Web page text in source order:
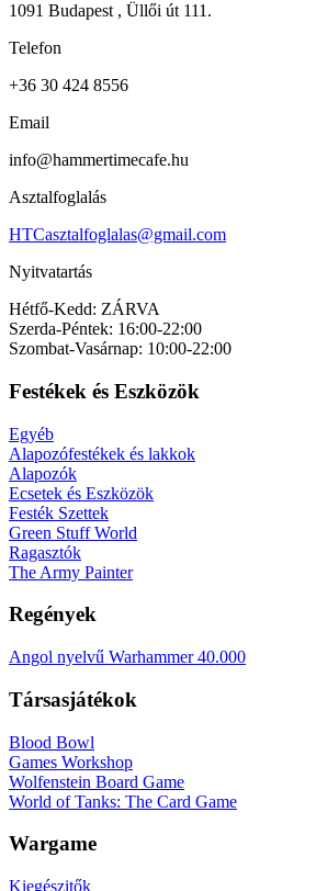
1091 Budapest , Üllői út 111.
Telefon
+36 30 424 8556
Email
info@hammertimecafe.hu
Asztalfoglalás
HTCasztalfoglalas@gmail.com
Nyitvatartás
Hétfő-Kedd: ZÁRVA
Szerda-Péntek: 16:00-22:00
Szombat-Vasárnap: 10:00-22:00
Festékek és Eszközök
Egyéb
Alapozófestékek és lakkok
Alapozók
Ecsetek és Eszközök
Festék Szettek
Green Stuff World
Ragasztók
The Army Painter
Regények
Angol nyelvű Warhammer 40.000
Társasjátékok
Blood Bowl
Games Workshop
Wolfenstein Board Game
World of Tanks: The Card Game
Wargame
Kiegészitők